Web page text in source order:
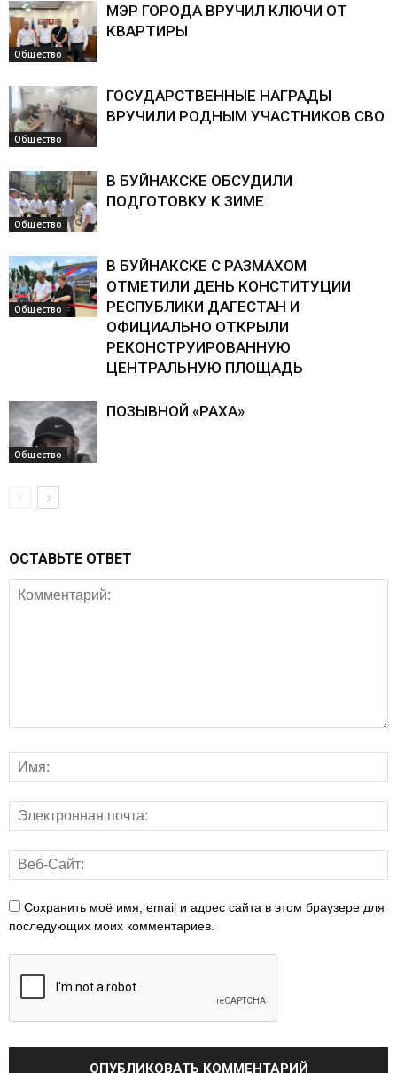
Общество
МЭР ГОРОДА ВРУЧИЛ КЛЮЧИ ОТ
КВАРТИРЫ
Общество
ГОСУДАРСТВЕННЫЕ НАГРАДЫ
ВРУЧИЛИ РОДНЫМ УЧАСТНИКОВ СВО
Общество
В БУЙНАКСКЕ ОБСУДИЛИ
ПОДГОТОВКУ К ЗИМЕ
Общество
В БУЙНАКСКЕ С РАЗМАХОМ
ОТМЕТИЛИ ДЕНЬ КОНСТИТУЦИИ
РЕСПУБЛИКИ ДАГЕСТАН И
ОФИЦИАЛЬНО ОТКРЫЛИ
РЕКОНСТРУИРОВАННУЮ
ЦЕНТРАЛЬНУЮ ПЛОЩАДЬ
Общество
ПОЗЫВНОЙ «РАХА»
ОСТАВЬТЕ ОТВЕТ
Сохранить моё имя, email и адрес сайта в этом браузере для
последующих моих комментариев.